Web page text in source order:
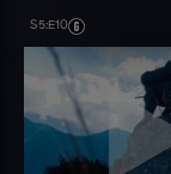
sovietiche
S5:E10